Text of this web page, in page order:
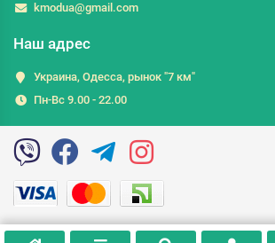
kmodua@gmail.com
Наш адрес
Украина, Одесса, рынок "7 км"
Пн-Вс 9.00 - 22.00